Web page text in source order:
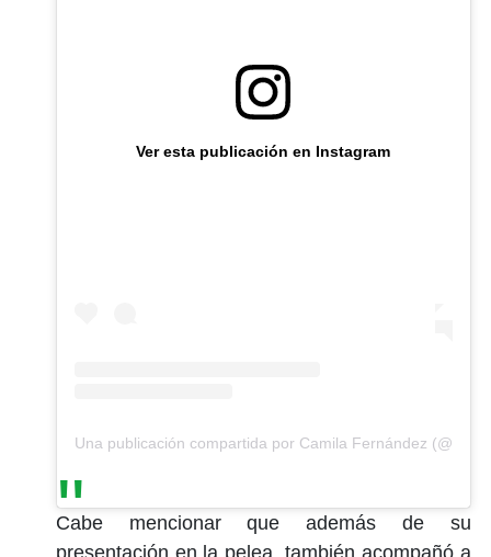
Ver esta publicación en Instagram
Una publicación compartida por Camila Fernández
Cabe mencionar que además de su
presentación en la pelea, también acompañó a